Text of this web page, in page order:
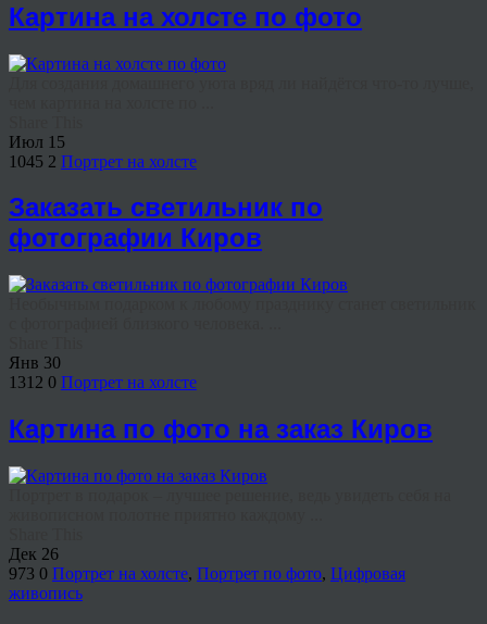
Картина на холсте по фото
Июл 15
1045 2 Портрет на холсте
Заказать светильник по
фотографии Киров
Янв 30
1312 0 Портрет на холсте
Картина по фото на заказ Киров
Дек 26
973 0 Портрет на холсте, Портрет по фото, Цифровая
живопись